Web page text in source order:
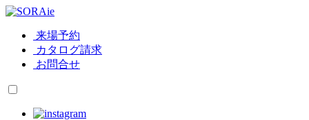
来場予約
カタログ請求
お問合せ